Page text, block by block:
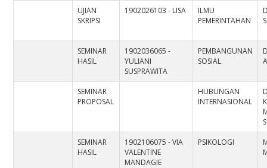
UJIAN
SKRIPSI
1902026103 - LISA
ILMU
PEMERINTAHAN
SEMINAR
HASIL
1902036065 -
YULIANI
SUSPRAWITA
PEMBANGUNAN
SOSIAL
SEMINAR
PROPOSAL
HUBUNGAN
INTERNASIONAL
SEMINAR
HASIL
1902106075 - VIA
VALENTINE
MANDAGIE
PSIKOLOGI